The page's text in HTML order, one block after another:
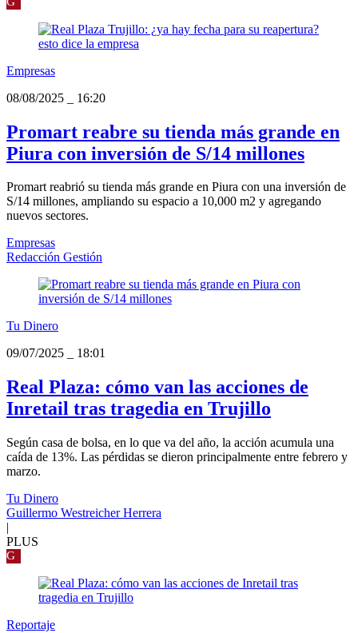
Empresas
08/08/2025
16:20
Promart reabre su tienda más grande en
Piura con inversión de S/14 millones
Promart reabrió su tienda más grande en Piura con una inversión de
S/14 millones, ampliando su espacio a 10,000 m2 y agregando
nuevos sectores.
Empresas
Redacción Gestión
Tu Dinero
09/07/2025
18:01
Real Plaza: cómo van las acciones de
Inretail tras tragedia en Trujillo
Según casa de bolsa, en lo que va del año, la acción acumula una
caída de 13%. Las pérdidas se dieron principalmente entre febrero y
marzo.
Tu Dinero
Guillermo Westreicher Herrera
|
PLUS
G
Reportaje